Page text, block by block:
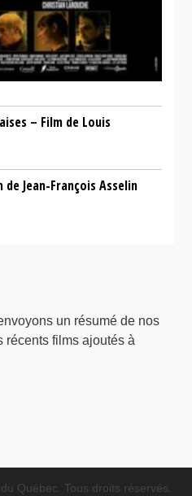
– Film de Louis
de Jean-François Asselin
un résumé de nos
récents films ajoutés à
Québec. Tous droits réservés.